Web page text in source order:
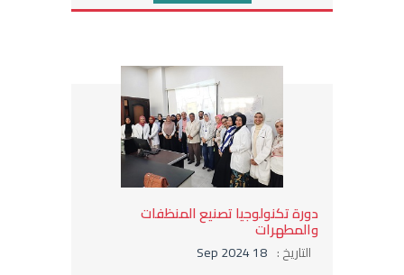
دورة تكنولوجيا تصنيع المنظفات
والمطهرات
التاريخ : 18 Sep 2024